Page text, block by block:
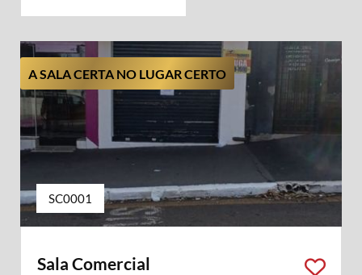
A SALA CERTA NO LUGAR CERTO
SC0001
Sala Comercial